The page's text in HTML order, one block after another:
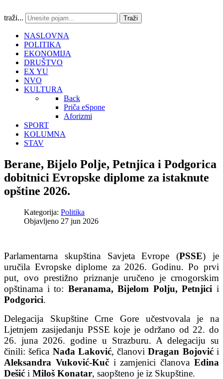
traži... Traži
NASLOVNA
POLITIKA
EKONOMIJA
DRUŠTVO
EX YU
NVO
KULTURA
Back
Priča eSpone
Aforizmi
SPORT
KOLUMNA
STAV
Berane, Bijelo Polje, Petnjica i Podgorica
dobitnici Evropske diplome za istaknute
opštine 2026.
Kategorija: Politika
Objavljeno 27 jun 2026
Parlamentarna skupština Savjeta Evrope (PSSE) je
uručila Evropske diplome za 2026. Godinu. Po prvi
put, ovo prestižno priznanje uručeno je crnogorskim
opštinama i to: Beranama, Bijelom Polju, Petnjici i
Podgorici.
Delegacija Skupštine Crne Gore učestvovala je na
Ljetnjem zasijedanju PSSE koje je održano od 22. do
26. juna 2026. godine u Strazburu. A delegaciju su
činili: šefica Nađa Laković, članoviDragan Bojovići
Aleksandra Vuković-Kuči zamjenici članovaEdina
Dešić i Miloš Konatar, saopšteno je iz Skupštine.